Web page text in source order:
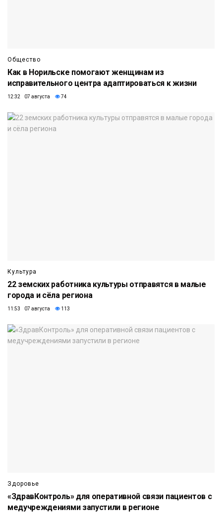
Общество
Как в Норильске помогают женщинам из
исправительного центра адаптироваться к жизни
12:32 07 августа 74
Культура
22 земских работника культуры отправятся в малые
города и сёла региона
11:53 07 августа 113
Здоровье
«ЗдравКонтроль» для оперативной связи пациентов с
медучреждениями запустили в регионе